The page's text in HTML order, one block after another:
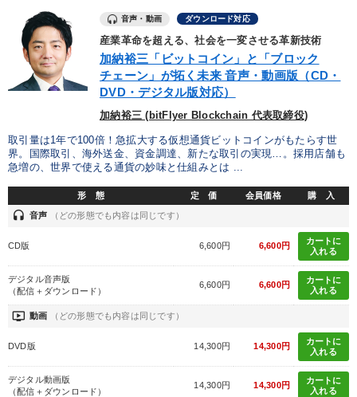
音声・動画 ダウンロード対応
産業革命を超える、社会を一変させる革新技術
加納裕三「ビットコイン」と「ブロック
チェーン」が拓く未来 音声・動画版（CD・
DVD・デジタル版対応）
加納裕三 (bitFlyer Blockchain 代表取締役)
取引量は1年で100倍！急拡大する仮想通貨ビットコインがもたらす世
界。国際取引、海外送金、資金調達、新たな取引の実現…。採用店舗も
急増の、世界で使える通貨の妙味と仕組みとは ...
形 態 定 価 会員価格 購 入
headset 音声 （どの形態でも内容は同じです）
CD版 6,600円 6,600円
カートに
入れる
デジタル音声版
（配信＋ダウンロード）
6,600円 6,600円
カートに
入れる
ondemand_video 動画 （どの形態でも内容は同じです）
DVD版 14,300円 14,300円
カートに
入れる
デジタル動画版
（配信＋ダウンロード）
14,300円 14,300円
カートに
入れる